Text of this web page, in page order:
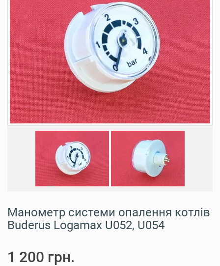
Манометр системи опалення котлів
Buderus Logamax U052, U054
1 200 грн.